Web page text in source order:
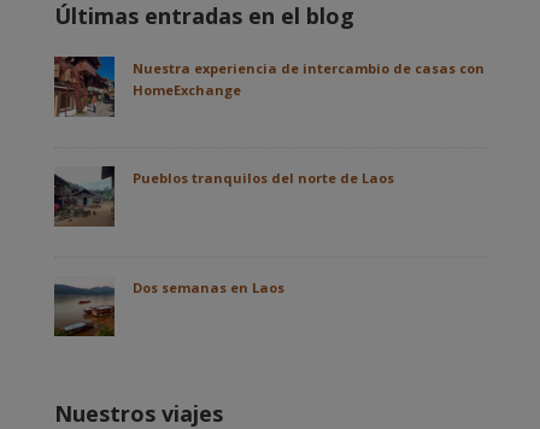
Últimas entradas en el blog
Nuestra experiencia de intercambio de casas con
HomeExchange
Pueblos tranquilos del norte de Laos
Dos semanas en Laos
Nuestros viajes